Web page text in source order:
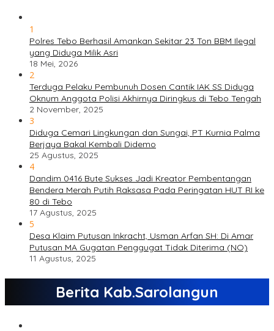
1
Polres Tebo Berhasil Amankan Sekitar 23 Ton BBM Ilegal
yang Diduga Milik Asri
18 Mei, 2026
2
Terduga Pelaku Pembunuh Dosen Cantik IAK SS Diduga
Oknum Anggota Polisi Akhirnya Diringkus di Tebo Tengah
2 November, 2025
3
Diduga Cemari Lingkungan dan Sungai, PT Kurnia Palma
Berjaya Bakal Kembali Didemo
25 Agustus, 2025
4
Dandim 0416 Bute Sukses Jadi Kreator Pembentangan
Bendera Merah Putih Raksasa Pada Peringatan HUT RI ke
80 di Tebo
17 Agustus, 2025
5
Desa Klaim Putusan Inkracht, Usman Arfan SH: Di Amar
Putusan MA Gugatan Penggugat Tidak Diterima (NO)
11 Agustus, 2025
Berita Kab.Sarolangun